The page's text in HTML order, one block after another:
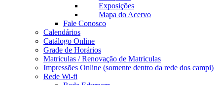
Exposições
Mapa do Acervo
Fale Conosco
Calendários
Catálogo Online
Grade de Horários
Matriculas / Renovação de Matriculas
Impressões Online (somente dentro da rede dos campi)
Rede Wi-fi